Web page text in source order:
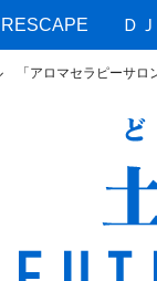
ＤＪ
「アロマセラピーサロ